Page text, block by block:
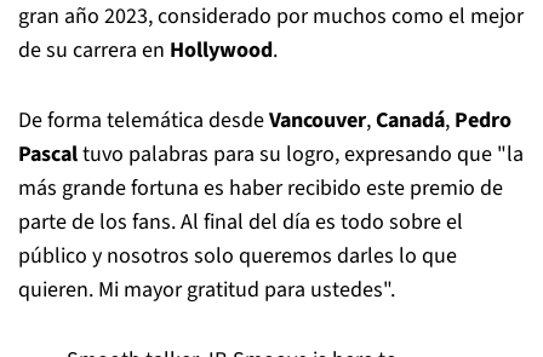
gran año 2023, considerado por muchos como el mejor
de su carrera en Hollywood.
De forma telemática desdeVancouver,Canadá, Pedro
Pascaltuvo palabras para su logro, expresando que "la
más grande fortuna es haber recibido este premio de
parte de los fans. Al final del día es todo sobre el
público y nosotros solo queremos darles lo que
quieren. Mi mayor gratitud para ustedes".